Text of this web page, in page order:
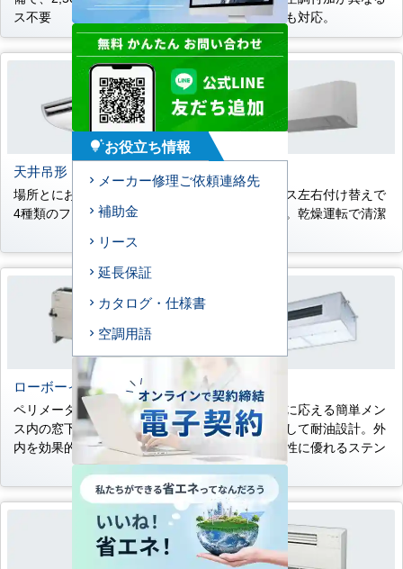
ス不要
変形空間にも対応。
天井吊形
場所とにおいに応じて選べる
4種類のフィルターを準備。
壁掛形
ドレンホース左右付け替えで
き簡単施工。乾燥運転で清潔
ローボーイ埋込タイプ
ペリメーター空調用。オフィ
ス内の窓下などに設置し、室
内を効果的に空調。
厨房用
プロユースに応える簡単メン
テナンスそして耐油設計。外
装材は耐久性に優れるステン
レス。
tips_and_updatesお役立ち情報
メーカー修理ご依頼連絡先
補助金
リース
延長保証
カタログ・仕様書
空調用語